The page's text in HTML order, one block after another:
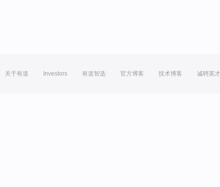
关于有道 Investors 有道智选 官方博客 技术博客 诚聘英才